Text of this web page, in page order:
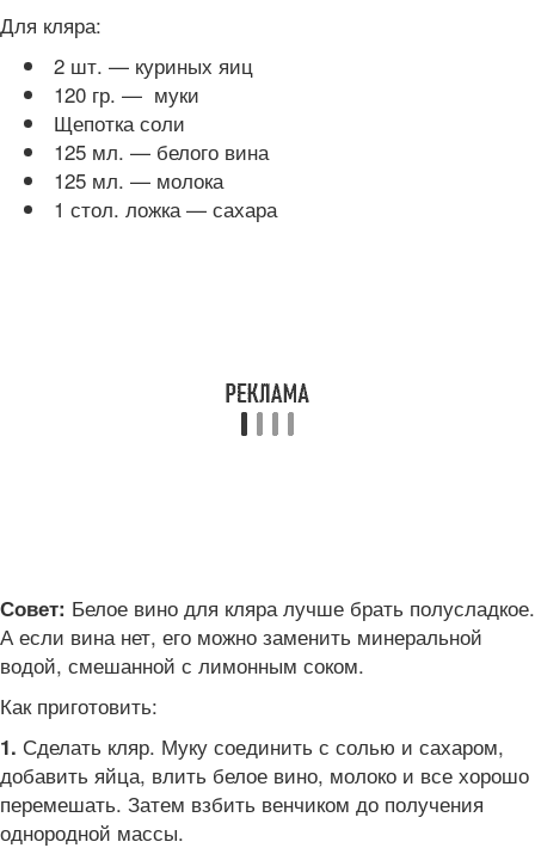
Для кляра:
2 шт. — куриных яиц
120 гр. — муки
Щепотка соли
125 мл. — белого вина
125 мл. — молока
1 стол. ложка — сахара
Совет: Белое вино для кляра лучше брать полусладкое.
А если вина нет, его можно заменить минеральной
водой, смешанной с лимонным соком.
Как приготовить:
1. Сделать кляр. Муку соединить с солью и сахаром,
добавить яйца, влить белое вино, молоко и все хорошо
перемешать. Затем взбить венчиком до получения
однородной массы.